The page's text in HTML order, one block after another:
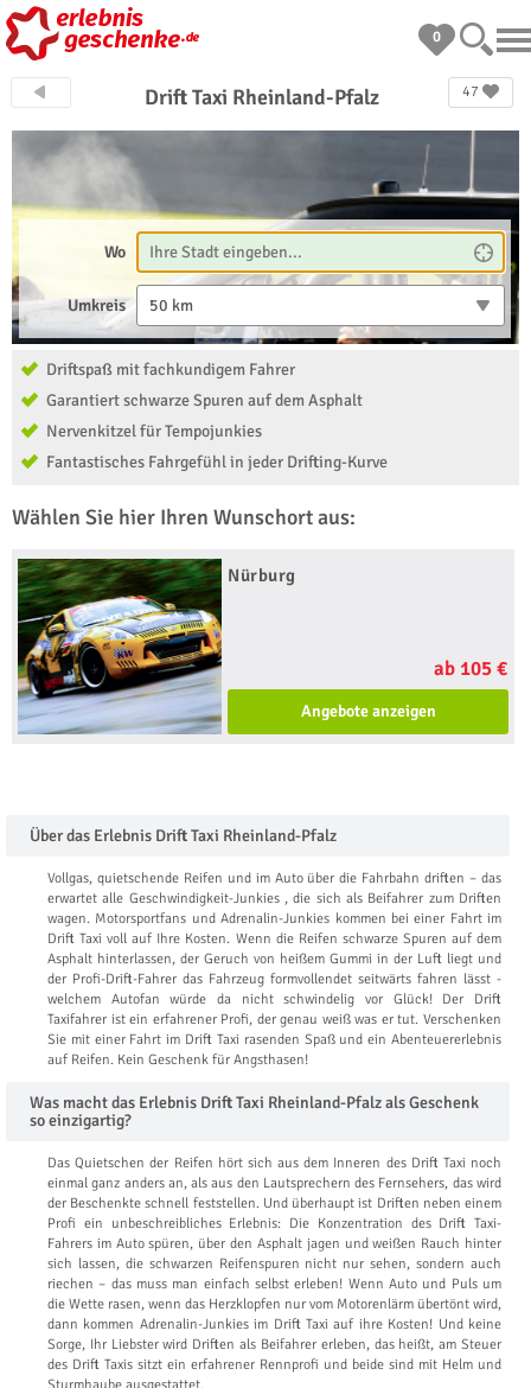
0
47
Drift Taxi Rheinland-Pfalz
Wo
Umkreis 50 km
Driftspaß mit fachkundigem Fahrer
Garantiert schwarze Spuren auf dem Asphalt
Nervenkitzel für Tempojunkies
Fantastisches Fahrgefühl in jeder Drifting-Kurve
Wählen Sie hier Ihren Wunschort aus:
Nürburg
ab 105 €
Angebote anzeigen
Über das Erlebnis Drift Taxi Rheinland-Pfalz
Vollgas, quietschende Reifen und im Auto über die Fahrbahn driften – das
erwartet alle Geschwindigkeit-Junkies , die sich als Beifahrer zum Driften
wagen. Motorsportfans und Adrenalin-Junkies kommen bei einer Fahrt im
Drift Taxi voll auf Ihre Kosten. Wenn die Reifen schwarze Spuren auf dem
Asphalt hinterlassen, der Geruch von heißem Gummi in der Luft liegt und
der Profi-Drift-Fahrer das Fahrzeug formvollendet seitwärts fahren lässt -
welchem Autofan würde da nicht schwindelig vor Glück! Der Drift
Taxifahrer ist ein erfahrener Profi, der genau weiß was er tut. Verschenken
Sie mit einer Fahrt im Drift Taxi rasenden Spaß und ein Abenteuererlebnis
auf Reifen. Kein Geschenk für Angsthasen!
Was macht das Erlebnis Drift Taxi Rheinland-Pfalz als Geschenk
so einzigartig?
Das Quietschen der Reifen hört sich aus dem Inneren des Drift Taxi noch
einmal ganz anders an, als aus den Lautsprechern des Fernsehers, das wird
der Beschenkte schnell feststellen. Und überhaupt ist Driften neben einem
Profi ein unbeschreibliches Erlebnis: Die Konzentration des Drift Taxi-
Fahrers im Auto spüren, über den Asphalt jagen und weißen Rauch hinter
sich lassen, die schwarzen Reifenspuren nicht nur sehen, sondern auch
riechen – das muss man einfach selbst erleben! Wenn Auto und Puls um
die Wette rasen, wenn das Herzklopfen nur vom Motorenlärm übertönt wird,
dann kommen Adrenalin-Junkies im Drift Taxi auf ihre Kosten! Und keine
Sorge, Ihr Liebster wird Driften als Beifahrer erleben, das heißt, am Steuer
des Drift Taxis sitzt ein erfahrener Rennprofi und beide sind mit Helm und